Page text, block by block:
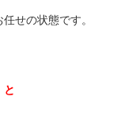
せの状態です。
と